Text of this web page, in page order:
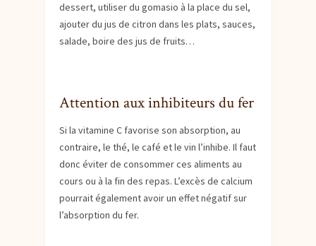
dessert, utiliser du gomasio à la place du sel,
ajouter du jus de citron dans les plats, sauces,
salade, boire des jus de fruits…
Attention aux inhibiteurs du fer
Si la vitamine C favorise son absorption, au
contraire, le thé, le café et le vin l’inhibe. Il faut
donc éviter de consommer ces aliments au
cours ou à la fin des repas. L’excès de calcium
pourrait également avoir un effet négatif sur
l’absorption du fer.